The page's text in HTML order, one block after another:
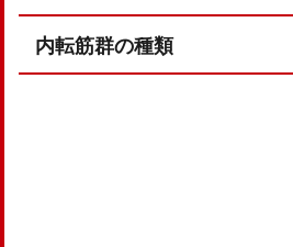
内転筋群の種類